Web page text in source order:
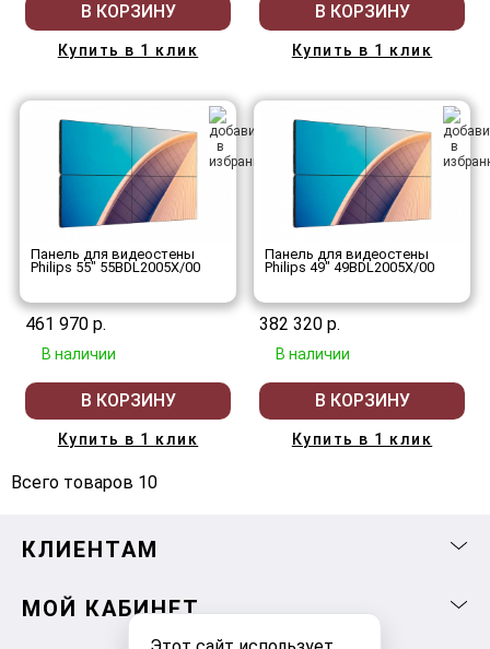
В КОРЗИНУ
Купить в 1 клик
В КОРЗИНУ
Купить в 1 клик
Панель для видеостены
Philips 55" 55BDL2005X/00
461 970 р.
В наличии
В КОРЗИНУ
Купить в 1 клик
Панель для видеостены
Philips 49" 49BDL2005X/00
382 320 р.
В наличии
В КОРЗИНУ
Купить в 1 клик
Всего товаров 10
КЛИЕНТАМ
МОЙ КАБИНЕТ